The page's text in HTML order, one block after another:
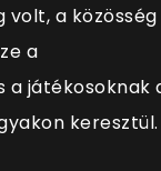
volt, a közösség
a
a játékosoknak
keresztül.